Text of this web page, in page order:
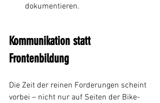
dokumentieren.
Kommunikation statt
Frontenbildung
Die Zeit der reinen Forderungen scheint
vorbei – nicht nur auf Seiten der Bike-